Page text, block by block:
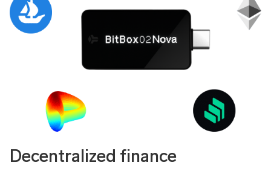
Decentralized finance